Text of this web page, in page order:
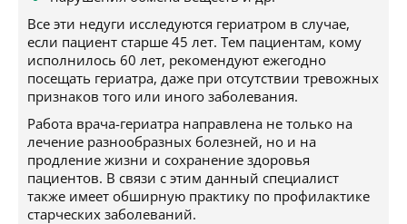
Все эти недуги исследуются гериатром в случае,
если пациент старше 45 лет. Тем пациентам, кому
исполнилось 60 лет, рекомендуют ежегодно
посещать гериатра, даже при отсутствии тревожных
признаков того или иного заболевания.
Работа врача-гериатра направлена не только на
лечение разнообразных болезней, но и на
продление жизни и сохранение здоровья
пациентов. В связи с этим данный специалист
также имеет обширную практику по профилактике
старческих заболеваний.